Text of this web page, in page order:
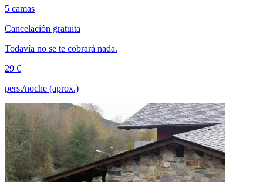
5 camas
Cancelación gratuita
Todavía no se te cobrará nada.
29 €
pers./noche (aprox.)